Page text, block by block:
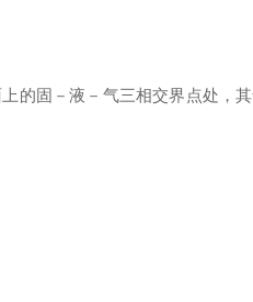
固－液－气三相交界点处，其